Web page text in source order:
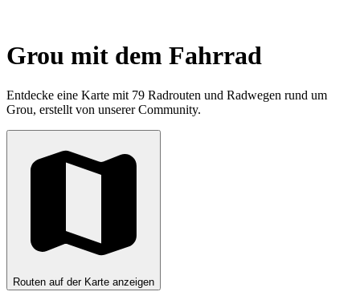
Grou mit dem Fahrrad
Entdecke eine Karte mit 79 Radrouten und Radwegen rund um
Grou, erstellt von unserer Community.
Routen auf der Karte anzeigen